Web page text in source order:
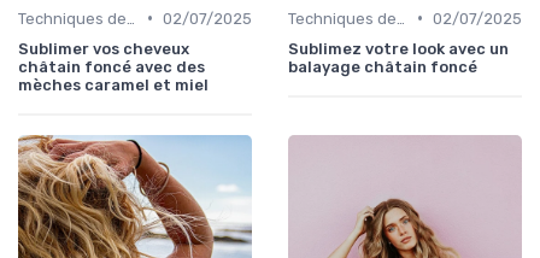
• 02/07/2025
Sublimer vos cheveux
châtain foncé avec des
mèches caramel et miel
• 02/07/2025
Sublimez votre look avec un
balayage châtain foncé